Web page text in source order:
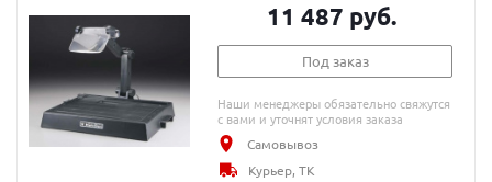
11 487 руб.
Под заказ
Наши менеджеры обязательно свяжутся
с вами и уточнят условия заказа
Самовывоз
Курьер, ТК